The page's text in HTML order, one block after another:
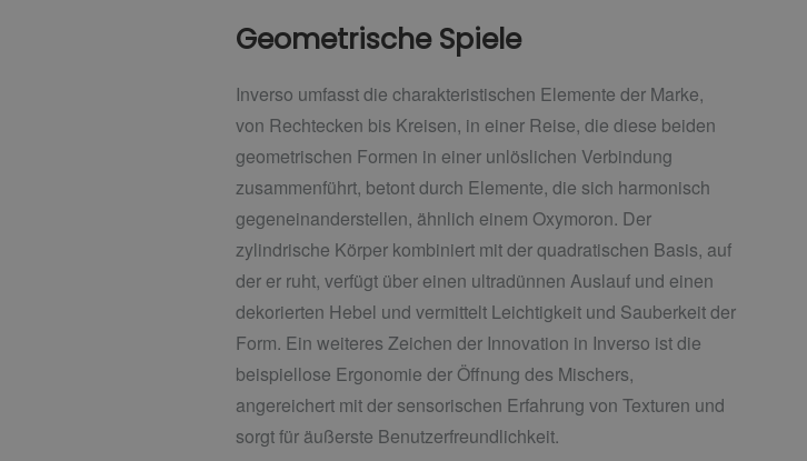
Geometrische Spiele
Inverso umfasst die charakteristischen Elemente der Marke,
von Rechtecken bis Kreisen, in einer Reise, die diese beiden
geometrischen Formen in einer unlöslichen Verbindung
zusammenführt, betont durch Elemente, die sich harmonisch
gegeneinanderstellen, ähnlich einem Oxymoron. Der
zylindrische Körper kombiniert mit der quadratischen Basis, auf
der er ruht, verfügt über einen ultradünnen Auslauf und einen
dekorierten Hebel und vermittelt Leichtigkeit und Sauberkeit der
Form. Ein weiteres Zeichen der Innovation in Inverso ist die
beispiellose Ergonomie der Öffnung des Mischers,
angereichert mit der sensorischen Erfahrung von Texturen und
sorgt für äußerste Benutzerfreundlichkeit.